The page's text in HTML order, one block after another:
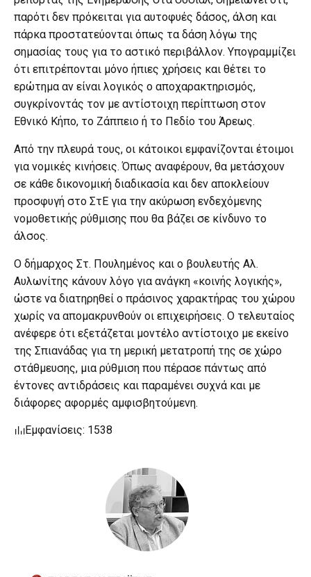
παρότι δεν πρόκειται για αυτοφυές δάσος, άλση και
πάρκα προστατεύονται όπως τα δάση λόγω της
σημασίας τους για το αστικό περιβάλλον. Υπογραμμίζει
ότι επιτρέπονται μόνο ήπιες χρήσεις και θέτει το
ερώτημα αν είναι λογικός ο αποχαρακτηρισμός,
συγκρίνοντάς τον με αντίστοιχη περίπτωση στον
Εθνικό Κήπο, το Ζάππειο ή το Πεδίο του Άρεως.
Από την πλευρά τους, οι κάτοικοι εμφανίζονται έτοιμοι
για νομικές κινήσεις. Όπως αναφέρουν, θα μετάσχουν
σε κάθε δικονομική διαδικασία και δεν αποκλείουν
προσφυγή στο ΣτΕ για την ακύρωση ενδεχόμενης
νομοθετικής ρύθμισης που θα βάζει σε κίνδυνο το
άλσος.
Ο δήμαρχος Στ. Πουλημένος και ο βουλευτής Αλ.
Αυλωνίτης κάνουν λόγο για ανάγκη «κοινής λογικής»,
ώστε να διατηρηθεί ο πράσινος χαρακτήρας του χώρου
χωρίς να απομακρυνθούν οι επιχειρήσεις. Ο τελευταίος
ανέφερε ότι εξετάζεται μοντέλο αντίστοιχο με εκείνο
της Σπιανάδας για τη μερική μετατροπή της σε χώρο
στάθμευσης, μια ρύθμιση που πέρασε πάντως από
έντονες αντιδράσεις και παραμένει συχνά και με
διάφορες αφορμές αμφισβητούμενη.
Εμφανίσεις: 1538